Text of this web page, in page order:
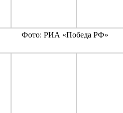
Фото: РИА «Победа РФ»